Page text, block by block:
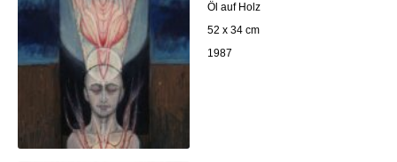
Öl auf Holz
52 x 34 cm
1987